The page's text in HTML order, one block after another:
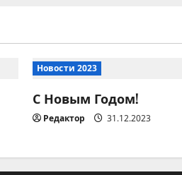
Новости 2023
С Новым Годом!
Редактор 31.12.2023